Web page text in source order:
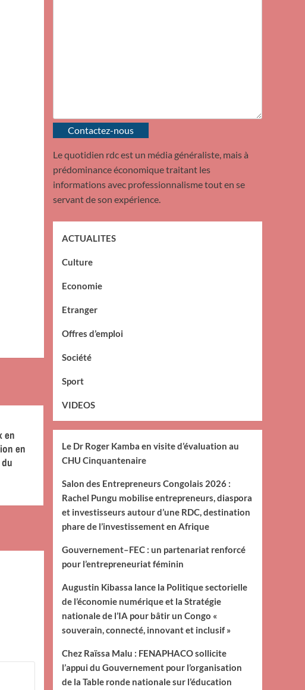
en
en
Contactez-nous
Le quotidien rdc est un média généraliste, mais à
prédominance économique traitant les
informations avec professionnalisme tout en se
servant de son expérience.
ACTUALITES
Culture
Economie
Etranger
Offres d’emploi
Société
Sport
VIDEOS
Le Dr Roger Kamba en visite d’évaluation au
CHU Cinquantenaire
Salon des Entrepreneurs Congolais 2026 :
Rachel Pungu mobilise entrepreneurs, diaspora
et investisseurs autour d’une RDC, destination
phare de l’investissement en Afrique
Gouvernement–FEC : un partenariat renforcé
pour l’entrepreneuriat féminin
Augustin Kibassa lance la Politique sectorielle
de l’économie numérique et la Stratégie
nationale de l’IA pour bâtir un Congo «
souverain, connecté, innovant et inclusif »
Chez Raïssa Malu : FENAPHACO sollicite
l’appui du Gouvernement pour l’organisation
de la Table ronde nationale sur l’éducation